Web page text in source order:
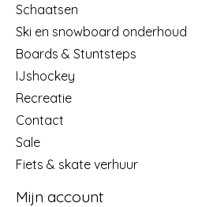
Schaatsen
Ski en snowboard onderhoud
Boards & Stuntsteps
IJshockey
Recreatie
Contact
Sale
Fiets & skate verhuur
Mijn account